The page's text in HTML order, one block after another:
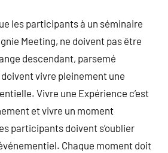
les participants à un séminaire
Meeting, ne doivent pas être
descendant, parsemé
vivre pleinement une
Vivre une Expérience c’est
et vivre un moment
participants doivent s’oublier
Chaque moment doit